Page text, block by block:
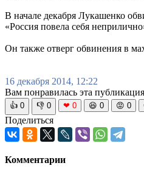
В начале декабря Лукашенко
«Россия повела себя
Он также отверг обвинения в
16 декабря 2014, 12:22
Вам понравилась эта
👍 0 👎 0 ❤ 0 😆 0 😡 0
Поделиться
Комментарии